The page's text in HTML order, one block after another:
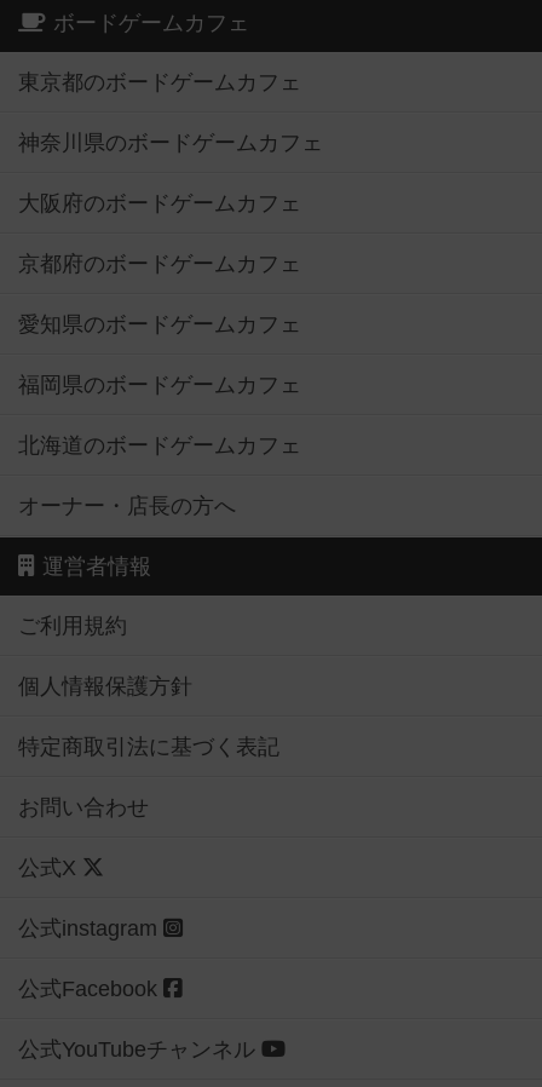
ボードゲームカフェ
東京都のボードゲームカフェ
神奈川県のボードゲームカフェ
大阪府のボードゲームカフェ
京都府のボードゲームカフェ
愛知県のボードゲームカフェ
福岡県のボードゲームカフェ
北海道のボードゲームカフェ
オーナー・店長の方へ
運営者情報
ご利用規約
個人情報保護方針
特定商取引法に基づく表記
お問い合わせ
公式X
公式instagram
公式Facebook
公式YouTubeチャンネル